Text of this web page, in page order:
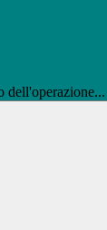
dell'operazione...